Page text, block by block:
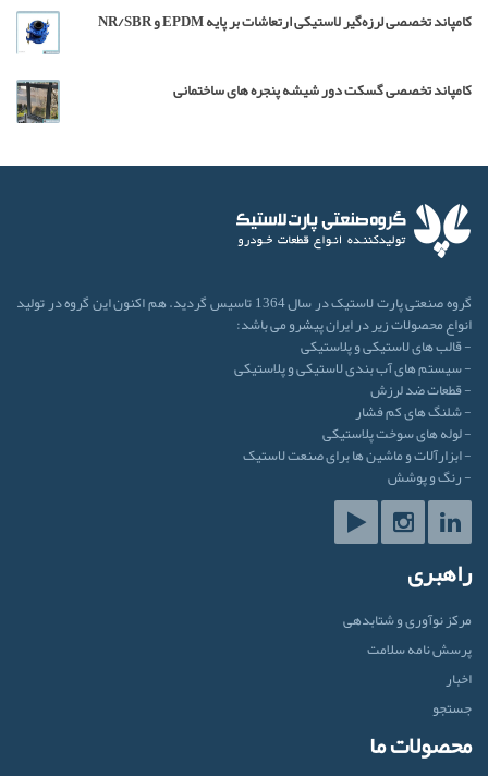
کامپاند تخصصی لرزه‌گیر لاستیکی ارتعاشات بر پایه EPDM و NR/SBR
کامپاند تخصصی گسکت دور شیشه پنجره های ساختمانی
گروه صنعتی پارت لاستیک در سال 1364 تاسیس گردید. هم اکنون این گروه در تولید
انواع محصولات زیر در ایران پیشرو می باشد:
- قالب های لاستیکی و پلاستیکی
- سیستم های آب بندی لاستیکی و پلاستیکی
- قطعات ضد لرزش
- شلنگ های کم فشار
- لوله های سوخت پلاستیکی
- ابزارآلات و ماشین ها برای صنعت لاستیک
- رنگ و پوشش
راهبری
مرکز نوآوری و شتابدهی
پرسش نامه سلامت
اخبار
جستجو
محصولات ما